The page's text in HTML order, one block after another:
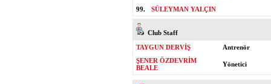
99.
SÜLEYMAN YALÇIN
Club Staff
TAYGUN DERVİŞ
Antrenör
ŞENER ÖZDEVRİM
BEALE
Yönetici